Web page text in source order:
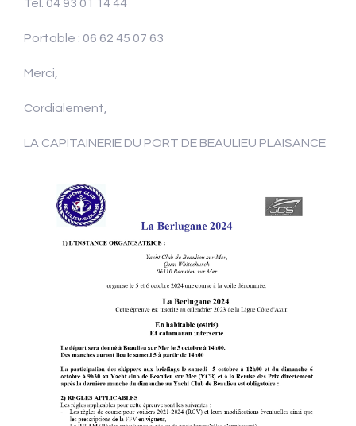
Tel. 04 93 01 14 44
Portable : 06 62 45 07 63
Merci,
Cordialement,
LA CAPITAINERIE DU PORT DE BEAULIEU PLAISANCE